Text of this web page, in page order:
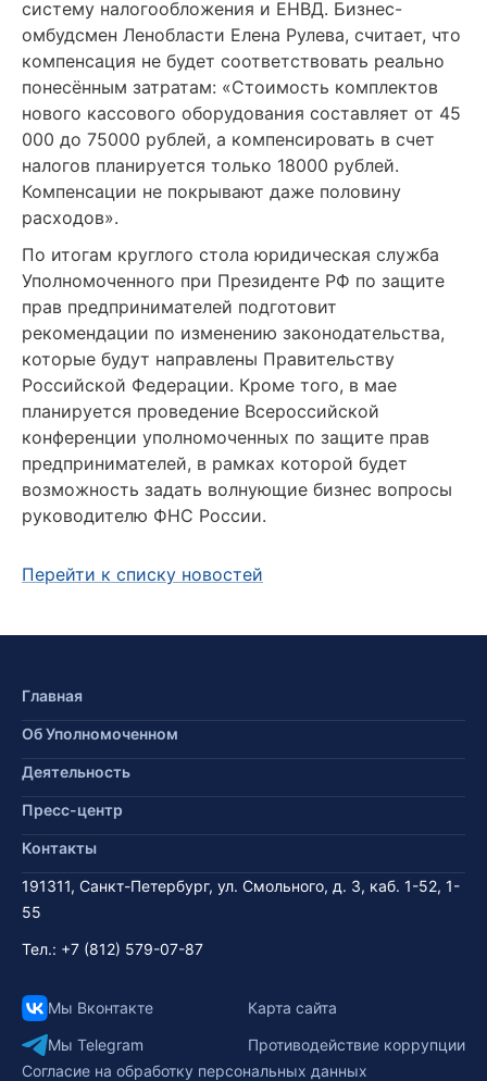
систему налогообложения и ЕНВД. Бизнес-
омбудсмен Ленобласти Елена Рулева, считает, что
компенсация не будет соответствовать реально
понесённым затратам: «Стоимость комплектов
нового кассового оборудования составляет от 45
000 до 75000 рублей, а компенсировать в счет
налогов планируется только 18000 рублей.
Компенсации не покрывают даже половину
расходов».
По итогам круглого стола юридическая служба
Уполномоченного при Президенте РФ по защите
прав предпринимателей подготовит
рекомендации по изменению законодательства,
которые будут направлены Правительству
Российской Федерации. Кроме того, в мае
планируется проведение Всероссийской
конференции уполномоченных по защите прав
предпринимателей, в рамках которой будет
возможность задать волнующие бизнес вопросы
руководителю ФНС России.
Перейти к списку новостей
Главная
Об Уполномоченном
Деятельность
Пресс-центр
Контакты
191311, Санкт-Петербург, ул. Смольного, д. 3, каб. 1-52, 1-
55
Тел.: +7 (812) 579-07-87
Мы Вконтакте
Мы Telegram
Карта сайта
Противодействие коррупции
Согласие на обработку персональных данных